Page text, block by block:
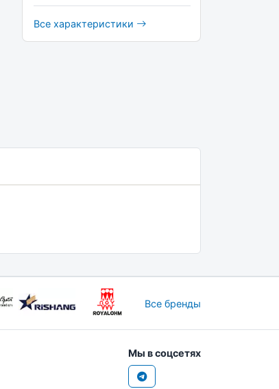
Все характеристики
Все бренды
Мы в соцсетях